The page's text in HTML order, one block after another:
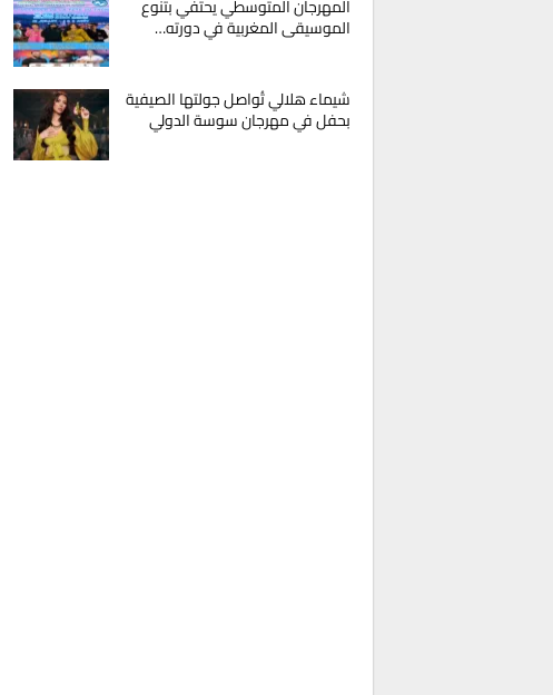
المهرجان المتوسطي يحتفي بتنوع
الموسيقى المغربية في دورته…
شيماء هلالي تُواصل جولتها الصيفية
بحفل في مهرجان سوسة الدولي